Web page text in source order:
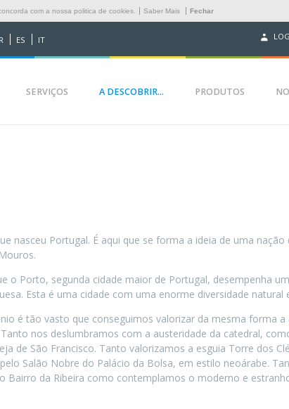
com a nossa politica de cookies. Saber Mais Fechar
ES IT
SERVIÇOS A DESCOBRIR... PRODUTOS
nasceu Portugal. É aqui que se forma a ideia de uma
o Porto, segunda cidade maior de Portugal, desempenha
Esta é uma cidade com uma enorme diversidade natural
é tão vasto que conseguimos valorizar da mesma forma a
nos deslumbramos com a austeridade da catedral,
de São Francisco. Tanto valorizamos a esguia Torre dos
Salão Nobre do Palácio da Bolsa, em estilo neoárabe.
Bairro da Ribeira como contemplamos o moderno e